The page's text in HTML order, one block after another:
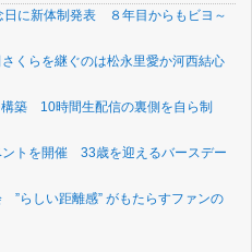
日に新体制発表 ８年目からもビヨ～
くらを継ぐのは松永里愛か河西結心
築 10時間生配信の裏側を自ら制
トを開催 33歳を迎えるバースデー
”らしい距離感” がもたらすファンの